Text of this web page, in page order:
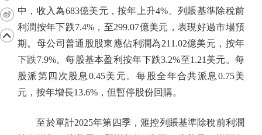
中，收入為683億美元，按年上升4%。列賬基準除稅前
利潤按年下跌7.4%，至299.07億美元，表現好過市場預
期。母公司普通股股東應佔利潤為211.02億美元，按年
下跌7.9%。每股基本盈利按年下跌3.2%至1.21美元。每
股派第四次股息0.45美元。每股全年合共派息0.75美
元，按年增長13.6%，但暫停股份回購。
至於單計2025年第四季，滙控列賬基準除稅前利潤